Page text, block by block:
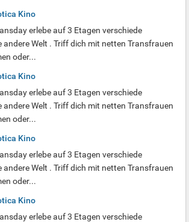
Kino
erlebe auf 3 Etagen verschiede
andere Welt . Triff dich mit netten Transfrauen
oder...
Kino
erlebe auf 3 Etagen verschiede
andere Welt . Triff dich mit netten Transfrauen
oder...
Kino
erlebe auf 3 Etagen verschiede
andere Welt . Triff dich mit netten Transfrauen
oder...
Kino
erlebe auf 3 Etagen verschiede